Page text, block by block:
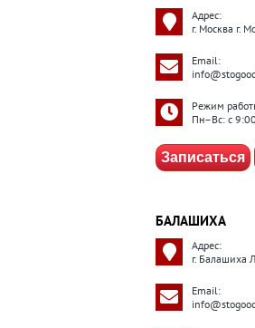
Адрес:
г. Москва г.
Email:
Режим
Пн–Вс: с
Записаться
БАЛАШИХА
Адрес:
г. Балашиха
Email: